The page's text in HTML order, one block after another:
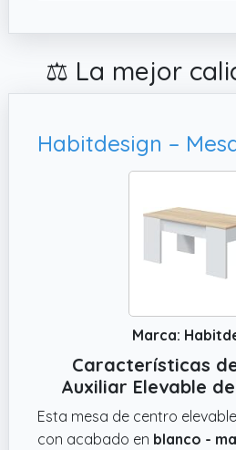
⚖️ La mejor
Marca:
Características
Auxiliar Elevable
Esta mesa de centro
con acabado en blanco -